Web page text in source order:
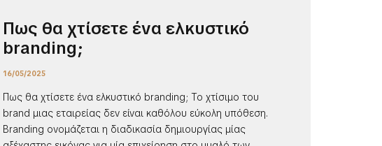
Πως θα χτίσετε ένα ελκυστικό
branding;
16/05/2025
Πως θα χτίσετε ένα ελκυστικό branding; Το χτίσιμο του
brand μιας εταιρείας δεν είναι καθόλου εύκολη υπόθεση.
Branding ονομάζεται η διαδικασία δημιουργίας μίας